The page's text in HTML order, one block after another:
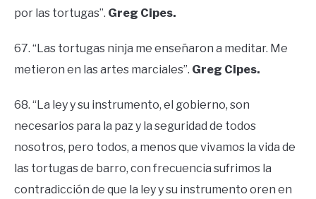
por las tortugas”. Greg Cipes.
67. “Las tortugas ninja me enseñaron a meditar. Me
metieron en las artes marciales”. Greg Cipes.
68. “La ley y su instrumento, el gobierno, son
necesarios para la paz y la seguridad de todos
nosotros, pero todos, a menos que vivamos la vida de
las tortugas de barro, con frecuencia sufrimos la
contradicción de que la ley y su instrumento oren en